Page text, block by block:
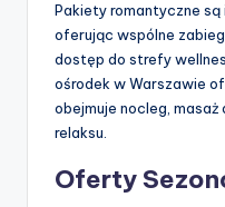
Pakiety romantyczne są
oferując wspólne
dostęp do strefy
ośrodek w Warszawie
obejmuje nocleg,
relaksu.
Oferty